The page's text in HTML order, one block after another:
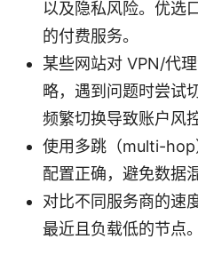
以及隐私风险。优选
的付费服务。
某些网站对 VPN/代
略，遇到问题时尝试
频繁切换导致账户风控
使用多跳（multi-
配置正确，避免数据
对比不同服务商的速
最近且负载低的节点。